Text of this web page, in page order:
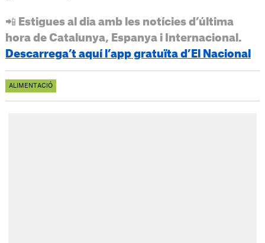
📲 Estigues al dia amb les notícies d’última
hora de Catalunya, Espanya i Internacional.
Descarrega’t aquí l’app gratuïta d’El Nacional
ALIMENTACIÓ